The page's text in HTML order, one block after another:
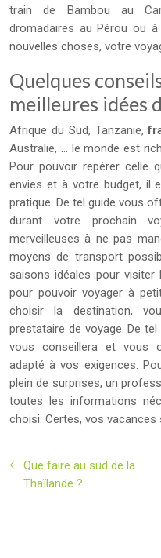
train de Bambou au
dromadaires au Pérou ou
nouvelles choses, votre
Quelques
meilleures idées
Afrique du Sud, Tanzanie,
Australie, … le monde est
Pour pouvoir repérer celle
envies et à votre budget, il
pratique. De tel guide vous
durant votre prochain
merveilleuses à ne pas
moyens de transport
saisons idéales pour
pour pouvoir voyager à
choisir la destination,
prestataire de voyage. De
vous conseillera et vous
adapté à vos exigences.
plein de surprises, un
toutes les informations
choisi. Certes, vos
Que faire au sud de la
Thaïlande ?